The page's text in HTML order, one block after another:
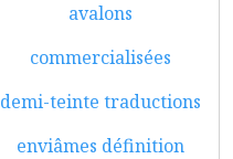
avalons
commercialisées
demi-teinte traductions
enviâmes définition